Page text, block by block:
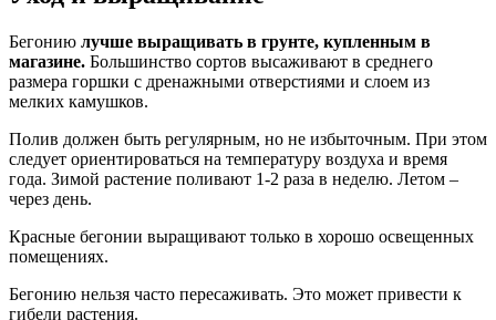
Бегонию лучше выращивать в грунте, купленным в
магазине. Большинство сортов высаживают в среднего
размера горшки с дренажными отверстиями и слоем из
мелких камушков.
Полив должен быть регулярным, но не избыточным. При этом
следует ориентироваться на температуру воздуха и время
года. Зимой растение поливают 1-2 раза в неделю. Летом –
через день.
Красные бегонии выращивают только в хорошо освещенных
помещениях.
Бегонию нельзя часто пересаживать. Это может привести к
гибели растения.